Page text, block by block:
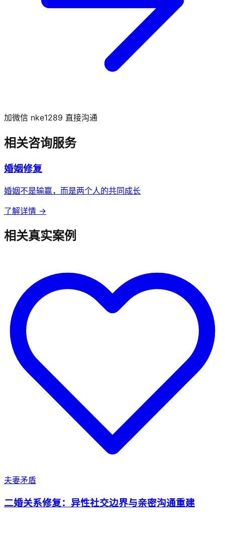
加微信 nke1289 直接沟通
相关咨询服务
婚姻修复
婚姻不是输赢，而是两个人的共同成长
了解详情 →
相关真实案例
夫妻矛盾
二婚关系修复：异性社交边界与亲密沟通重建